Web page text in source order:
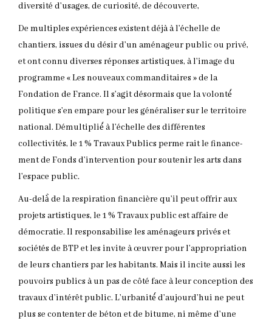
diversité d’usages, de curiosité, de découverte,
De multiples expériences existent déjà à l’échelle de
chantiers, issues du désir d’un aménageur public ou privé,
et ont connu diverses réponses artistiques, à l’image du
programme « Les nouveaux commanditaires » de la
Fondation de France. Il s’agit désormais que la volonté́
politique s’en empare pour les généraliser sur le territoire
national. Démultiplié́ à l’échelle des différentes
collectivités, le 1 % Travaux Publics perme rait le finance-
ment de Fonds d’intervention pour soutenir les arts dans
l’espace public.
Au-delà̀ de la respiration financière qu’il peut offrir aux
projets artistiques, le 1 % Travaux public est affaire de
démocratie. Il responsabilise les aménageurs privés et
sociétés de BTP et les invite à œuvrer pour l’appropriation
de leurs chantiers par les habitants. Mais il incite aussi les
pouvoirs publics à un pas de côté face à leur conception des
travaux d’intérêt public. L’urbanité́ d’aujourd’hui ne peut
plus se contenter de béton et de bitume, ni même d’une